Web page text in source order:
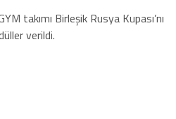
takımı Birleşik Rusya Kupası’nı
verildi.